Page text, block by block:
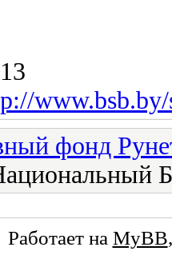
фонд
Работает на MyBB